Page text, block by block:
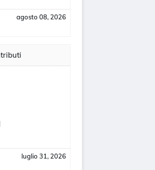
agosto 08, 2026
luglio 31, 2026